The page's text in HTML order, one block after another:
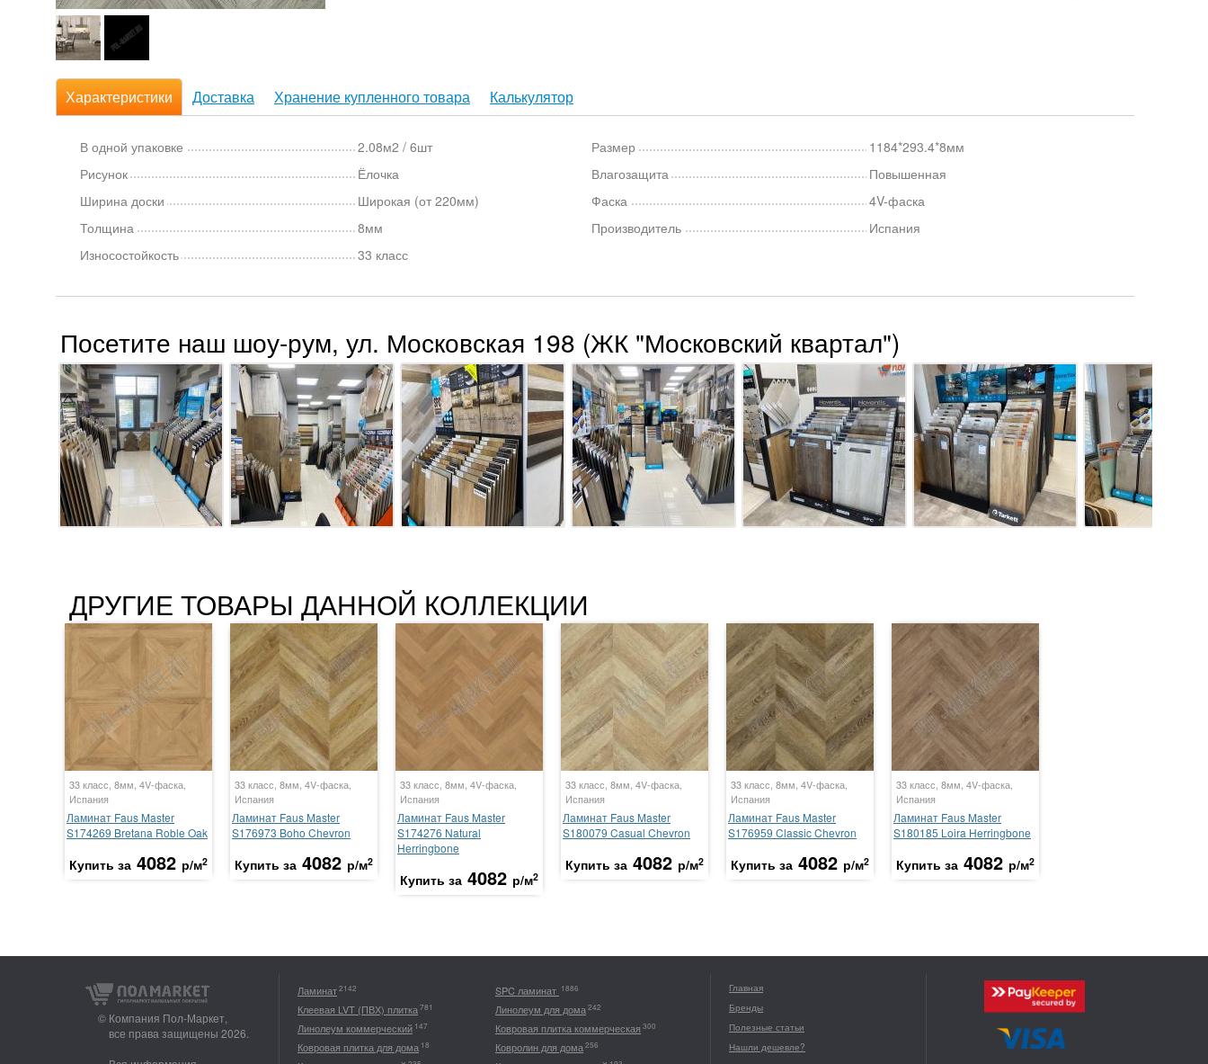
Характеристики Доставка Хранение купленного товара Калькулятор
В одной упаковке
2.08м2 / 6шт
Рисунок
Ёлочка
Ширина доски
Широкая (от 220мм)
Толщина
8мм
Износостойкость
33 класс
Размер
1184*293.4*8мм
Влагозащита
Повышенная
Фаска
4V-фаска
Производитель
Испания
Посетите наш шоу-рум, ул. Московская 198 (ЖК "Московский квартал")
ДРУГИЕ ТОВАРЫ ДАННОЙ КОЛЛЕКЦИИ
33 класс, 8мм, 4V-фаска,
Испания
Ламинат Faus Master
S174269 Bretana Roble Oak
Купить за 4082 р/м2
33 класс, 8мм, 4V-фаска,
Испания
Ламинат Faus Master
S176973 Boho Chevron
Купить за 4082 р/м2
33 класс, 8мм, 4V-фаска,
Испания
Ламинат Faus Master
S174276 Natural
Herringbone
Купить за 4082 р/м2
33 класс, 8мм, 4V-фаска,
Испания
Ламинат Faus Master
S180079 Casual Chevron
Купить за 4082 р/м2
33 класс, 8мм, 4V-фаска,
Испания
Ламинат Faus Master
S176959 Classic Chevron
Купить за 4082 р/м2
33 класс, 8мм, 4V-фаска,
Испания
Ламинат Faus Master
S180185 Loira Herringbone
Купить за 4082 р/м2
© Компания Пол-Маркет,
все права защищены 2026.
Ламинат2142 SPC ламинат 1886
Клеевая LVT (ПВХ) плитка781 Линолеум для дома242
Линолеум коммерческий 147 Ковровая плитка коммерческая 300
Ковровая плитка для дома 18 Ковролин для дома256
Главная
Бренды
Полезные статьи
Нашли дешевле?